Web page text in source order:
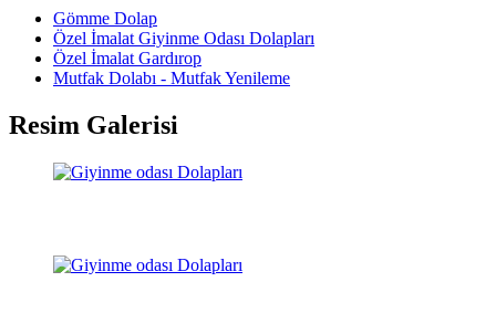
Gömme Dolap
Özel İmalat Giyinme Odası Dolapları
Özel İmalat Gardırop
Mutfak Dolabı - Mutfak Yenileme
Resim Galerisi